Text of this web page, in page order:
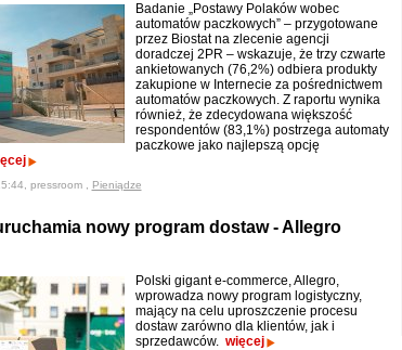
Badanie „Postawy Polaków wobec
automatów paczkowych” – przygotowane
przez Biostat na zlecenie agencji
doradczej 2PR – wskazuje, że trzy czwarte
ankietowanych (76,2%) odbiera produkty
zakupione w Internecie za pośrednictwem
automatów paczkowych. Z raportu wynika
również, że zdecydowana większość
respondentów (83,1%) postrzega automaty
paczkowe jako najlepszą opcję
pressroom , Pieniądze
nowy program dostaw - Allegro
Polski gigant e-commerce, Allegro,
wprowadza nowy program logistyczny,
mający na celu uproszczenie procesu
dostaw zarówno dla klientów, jak i
sprzedawców. więcej